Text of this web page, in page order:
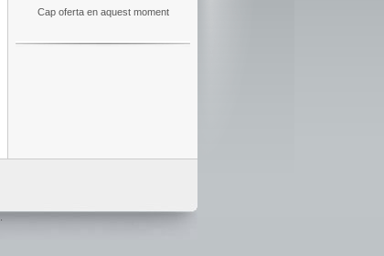
Cap oferta en aquest moment